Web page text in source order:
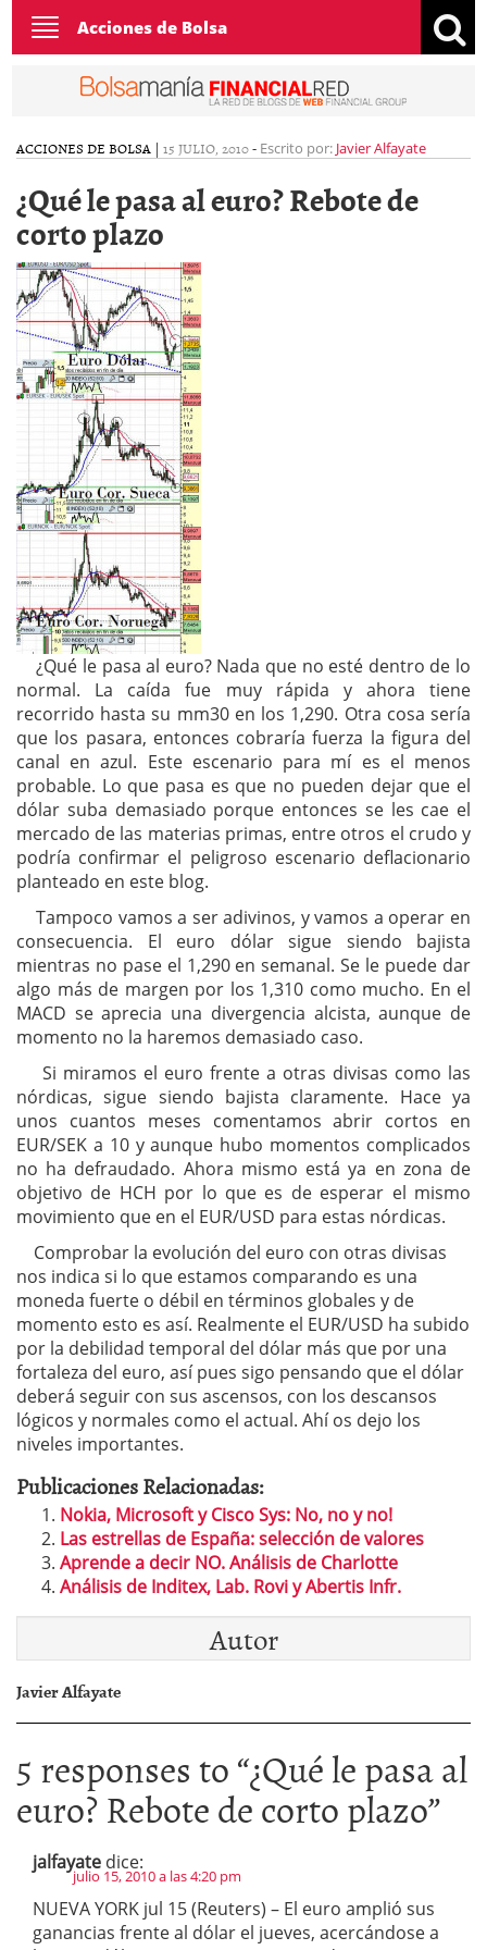
Toggle
navigation
Acciones de Bolsa
ACCIONES DE BOLSA | 15 JULIO, 2010- Escrito por: Javier Alfayate
¿Qué le pasa al euro? Rebote de
corto plazo
¿Qué le pasa al euro? Nada que no esté dentro de lo
normal. La caída fue muy rápida y ahora tiene
recorrido hasta su mm30 en los 1,290. Otra cosa sería
que los pasara, entonces cobraría fuerza la figura del
canal en azul. Este escenario para mí es el menos
probable. Lo que pasa es que no pueden dejar que el
dólar suba demasiado porque entonces se les cae el
mercado de las materias primas, entre otros el crudo y
podría confirmar el peligroso escenario deflacionario
planteado en este blog.
Tampoco vamos a ser adivinos, y vamos a operar en
consecuencia. El euro dólar sigue siendo bajista
mientras no pase el 1,290 en semanal. Se le puede dar
algo más de margen por los 1,310 como mucho. En el
MACD se aprecia una divergencia alcista, aunque de
momento no la haremos demasiado caso.
Si miramos el euro frente a otras divisas como las
nórdicas, sigue siendo bajista claramente. Hace ya
unos cuantos meses comentamos abrir cortos en
EUR/SEK a 10 y aunque hubo momentos complicados
no ha defraudado. Ahora mismo está ya en zona de
objetivo de HCH por lo que es de esperar el mismo
movimiento que en el EUR/USD para estas nórdicas.
Comprobar la evolución del euro con otras divisas
nos indica si lo que estamos comparando es una
moneda fuerte o débil en términos globales y de
momento esto es así. Realmente el EUR/USD ha subido
por la debilidad temporal del dólar más que por una
fortaleza del euro, así pues sigo pensando que el dólar
deberá seguir con sus ascensos, con los descansos
lógicos y normales como el actual. Ahí os dejo los
niveles importantes.
Publicaciones Relacionadas:
Nokia, Microsoft y Cisco Sys: No, no y no!
Las estrellas de España: selección de valores
Aprende a decir NO. Análisis de Charlotte
Análisis de Inditex, Lab. Rovi y Abertis Infr.
Autor
Javier Alfayate
5 responses to “¿Qué le pasa al
euro? Rebote de corto plazo”
jalfayate dice:
julio 15, 2010 a las 4:20 pm
NUEVA YORK jul 15 (Reuters) – El euro amplió sus
ganancias frente al dólar el jueves, acercándose a